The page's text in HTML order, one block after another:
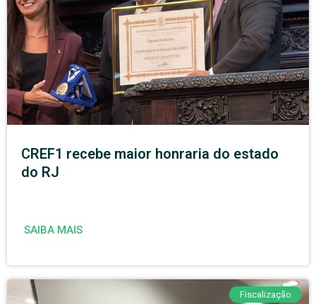
CREF1 recebe maior honraria do estado
do RJ
SAIBA MAIS
Fiscalização